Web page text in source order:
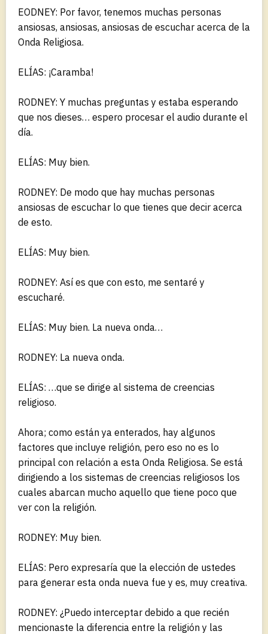
EODNEY: Por favor, tenemos muchas personas
ansiosas, ansiosas, ansiosas de escuchar acerca de la
Onda Religiosa.
ELÍAS: ¡Caramba!
RODNEY: Y muchas preguntas y estaba esperando
que nos dieses… espero procesar el audio durante el
día.
ELÍAS: Muy bien.
RODNEY: De modo que hay muchas personas
ansiosas de escuchar lo que tienes que decir acerca
de esto.
ELÍAS: Muy bien.
RODNEY: Así es que con esto, me sentaré y
escucharé.
ELÍAS: Muy bien. La nueva onda…
RODNEY: La nueva onda.
ELÍAS: …que se dirige al sistema de creencias
religioso.
Ahora; como están ya enterados, hay algunos
factores que incluye religión, pero eso no es lo
principal con relación a esta Onda Religiosa. Se está
dirigiendo a los sistemas de creencias religiosos los
cuales abarcan mucho aquello que tiene poco que
ver con la religión.
RODNEY: Muy bien.
ELÍAS: Pero expresaría que la elección de ustedes
para generar esta onda nueva fue y es, muy creativa.
RODNEY: ¿Puedo interceptar debido a que recién
mencionaste la diferencia entre la religión y las